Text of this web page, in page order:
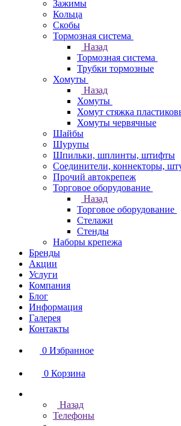
Зажимы
Кольца
Скобы
Тормозная система
Назад
Тормозная система
Трубки тормозные
Хомуты
Назад
Хомуты
Хомут стяжка
Хомуты червячные
Шайбы
Шурупы
Шпильки, шплинты, штифты
Соединители, коннекторы,
Прочий автокрепеж
Торговое оборудование
Назад
Торговое оборудование
Стелажи
Стенды
Наборы крепежа
Бренды
Акции
Услуги
Компания
Блог
Информация
Галерея
Контакты
0 Избранное
0 Корзина
Назад
Телефоны